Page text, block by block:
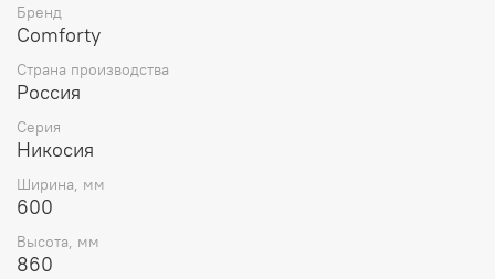
Бренд
Comforty
Страна производства
Россия
Серия
Никосия
Ширина, мм
600
Высота, мм
860